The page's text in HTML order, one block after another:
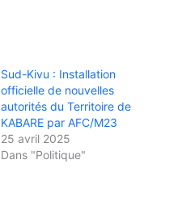
Sud-Kivu : Installation
officielle de nouvelles
autorités du Territoire de
KABARE par AFC/M23
25 avril 2025
Dans "Politique"